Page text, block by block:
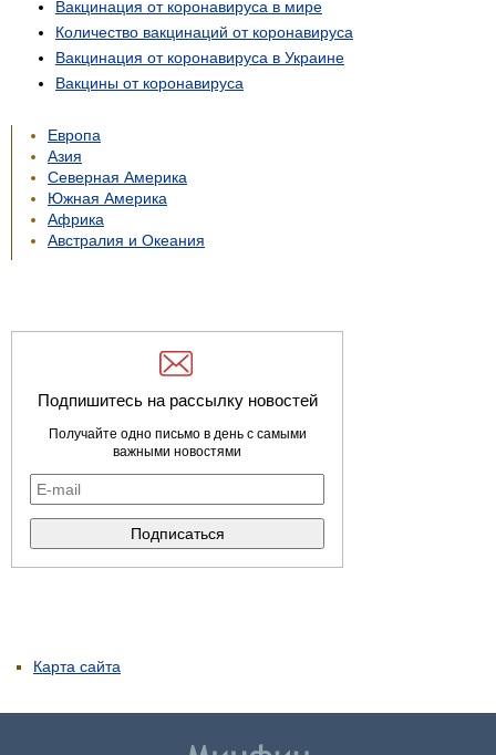
Вакцинация от коронавируса в мире
Количество вакцинаций от коронавируса
Вакцинация от коронавируса в Украине
Вакцины от коронавируса
Европа
Азия
Северная Америка
Южная Америка
Африка
Австралия и Океания
Подпишитесь на рассылку новостей
Получайте одно письмо в день с самыми
важными новостями
Карта сайта